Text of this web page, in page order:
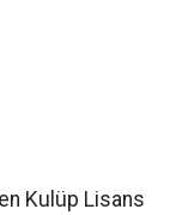
Kulüp Lisans